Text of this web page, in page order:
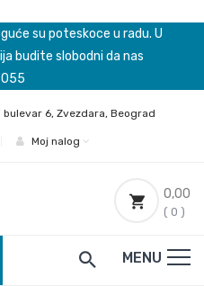
su poteskoce u radu. U
budite slobodni da nas
bulevar 6, Zvezdara, Beograd
Moj nalog
0,00
( 0 )
MENU